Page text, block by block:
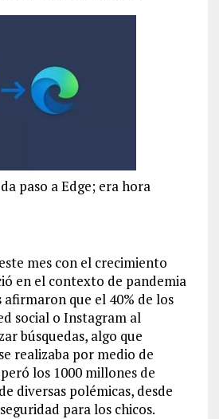
paso a Edge; era hora
mes con el crecimiento
en el contexto de pandemia
que el 40% de los
social o Instagram al
búsquedas, algo que
realizaba por medio de
los 1000 millones de
diversas polémicas, desde
para los chicos.